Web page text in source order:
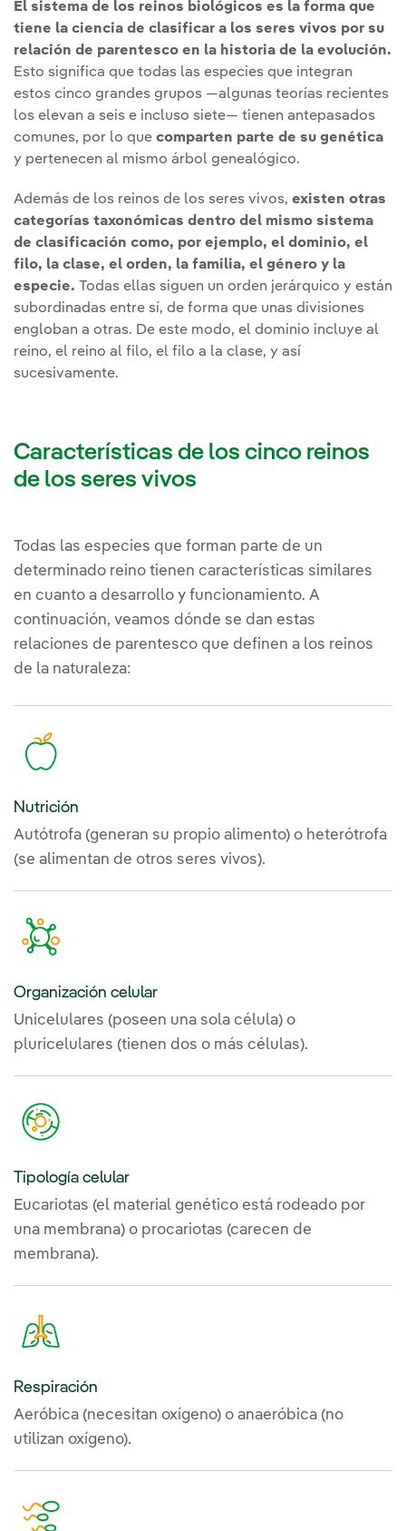
El sistema de los reinos biológicos es la forma que
tiene la ciencia de clasificar a los seres vivos por su
relación de parentesco en la historia de la evolución.
Esto significa que todas las especies que integran
estos cinco grandes grupos —algunas teorías recientes
los elevan a seis e incluso siete— tienen antepasados
comunes, por lo que comparten parte de su genética
y pertenecen al mismo árbol genealógico.
Además de los reinos de los seres vivos, existen otras
categorías taxonómicas dentro del mismo sistema
de clasificación como, por ejemplo, el dominio, el
filo, la clase, el orden, la familia, el género y la
especie. Todas ellas siguen un orden jerárquico y están
subordinadas entre sí, de forma que unas divisiones
engloban a otras. De este modo, el dominio incluye al
reino, el reino al filo, el filo a la clase, y así
sucesivamente.
Características de los cinco reinos
de los seres vivos
Todas las especies que forman parte de un
determinado reino tienen características similares
en cuanto a desarrollo y funcionamiento. A
continuación, veamos dónde se dan estas
relaciones de parentesco que definen a los reinos
de la naturaleza:
Nutrición
Autótrofa (generan su propio alimento) o heterótrofa
(se alimentan de otros seres vivos).
Organización celular
Unicelulares (poseen una sola célula) o
pluricelulares (tienen dos o más células).
Tipología celular
Eucariotas (el material genético está rodeado por
una membrana) o procariotas (carecen de
membrana).
Respiración
Aeróbica (necesitan oxígeno) o anaeróbica (no
utilizan oxígeno).